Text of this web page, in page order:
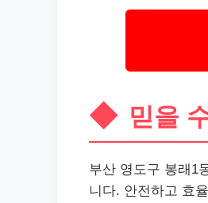
믿을
부산 영도구 봉래1
니다. 안전하고 효